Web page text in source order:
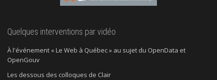
Quelques interventions par vidéo
À l'événement « Le Web à Québec » au sujet du OpenData et
OpenGouv
Les dessous des colloques de Clair